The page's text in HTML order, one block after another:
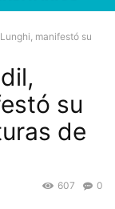
manifestó su
su
de
0
607